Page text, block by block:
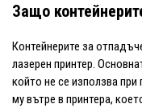
Защо
Контейнерите за
лазерен принтер.
който не се използва при
му вътре в принтера,